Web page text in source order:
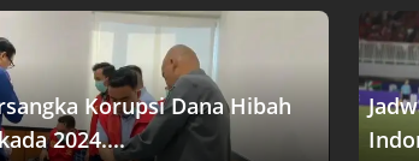
Korupsi Dana Hibah
2024....